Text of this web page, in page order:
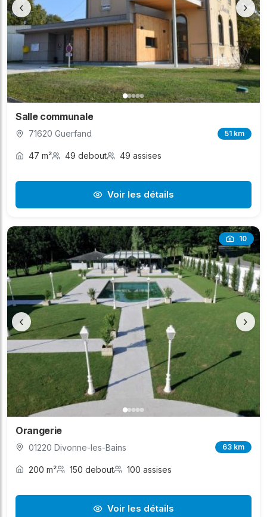
‹ ›
Salle communale
71620 Guerfand 51 km
47 m² 49 debout 49 assises
Voir les détails
10
‹ ›
Orangerie
01220 Divonne-les-Bains 63 km
200 m² 150 debout 100 assises
Voir les détails